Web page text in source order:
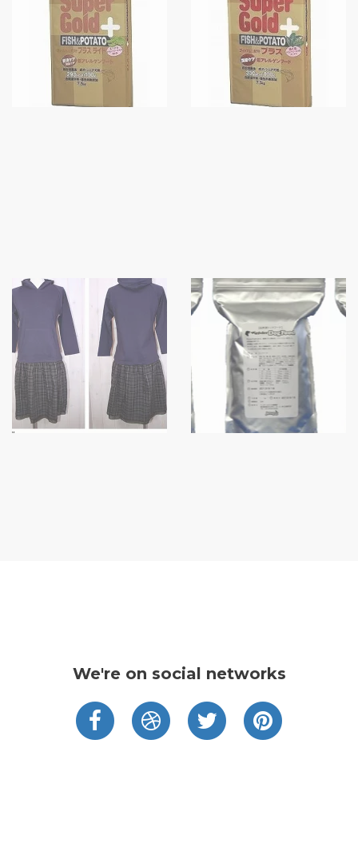
We're on social networks